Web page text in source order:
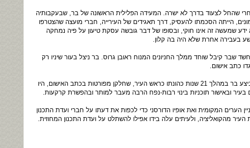
שהחל לצעוד בדרך לא ישרה. המעידה הפלילית הראשונה של בר, שבעקבותיה
הייתה הסכמתו להעסיק, דרך תאגידים של העירייה, חברי מועצה שהצטרפו
שמעשה זה אינו חוקי, ובסופו של דבר גובשה עסקת טיעון על פיה נמחקה
בעבירה אחרת שלא היה בה קלון.
שבר קיבל שוחד ממלך החניונים המנוח ראובן גרוס. בר ניצל בעור שיניו רק
כתב אישום.
אבל העבירות החמורות ביותר שביצע בר במהלך 21 שנות כהונתו כראש העיר, שחלקן מפורטות בכתב האישום, היו
ובאישור תוכניות בינוי רבות-נפח הרבה מעבר למותר ובהפשרת קרקעות.
הערים המקומית ואת אופיו הדורסני כדי לכפות את דעתו על חברי ועדת התכנון
מהקואליציה, ולעיתים עלה בידו אפילו להשתלט על ועדת התכנון המחוזית.